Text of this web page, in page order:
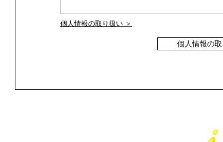
個人情報の取り扱い ＞
個人情報の